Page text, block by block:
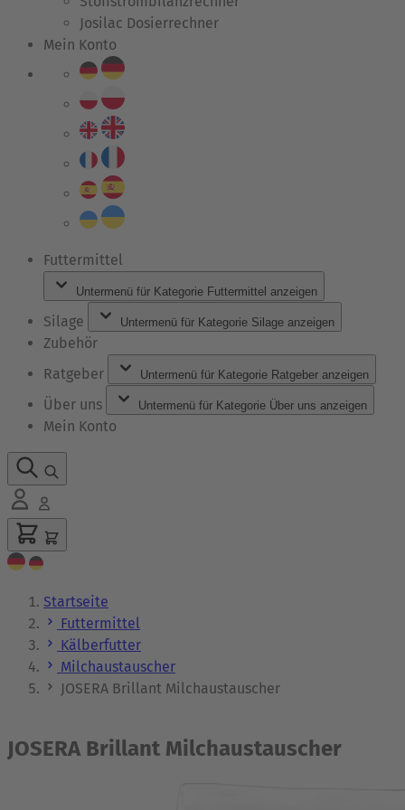
Josilac Dosierrechner
Mein Konto
Futtermittel
Untermenü für Kategorie Futtermittel anzeigen
Silage Untermenü für Kategorie Silage anzeigen
Zubehör
Ratgeber
Untermenü für Kategorie Ratgeber anzeigen
Über uns Untermenü für Kategorie Über uns anzeigen
Mein Konto
Startseite
Futtermittel
Kälberfutter
Milchaustauscher
JOSERA Brillant Milchaustauscher
JOSERA Brillant Milchaustauscher